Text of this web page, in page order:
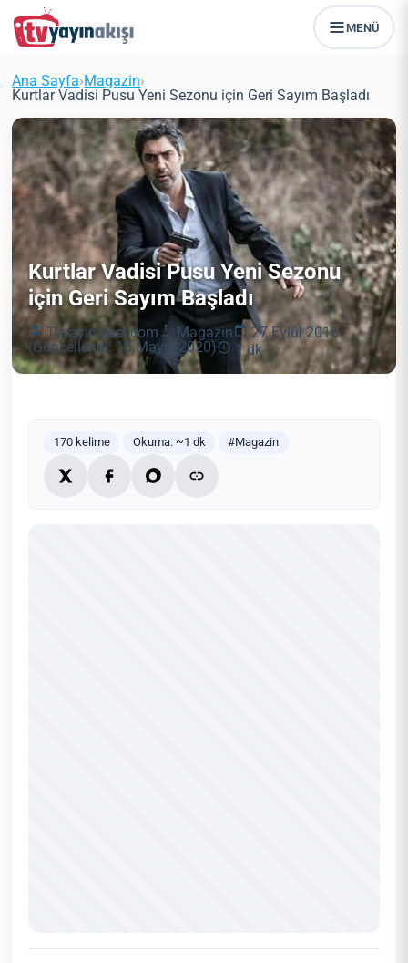
MENÜ
Ana Sayfa›Magazin›
Kurtlar Vadisi Pusu Yeni Sezonu için Geri Sayım Başladı
Kurtlar Vadisi Pusu Yeni Sezonu
için Geri Sayım Başladı
Tvyayinakisi.com Magazin
27 Eylül 2016
(Güncellendi: 15 Mayıs 2020)
1 dk
170 kelime Okuma: ~1 dk #Magazin